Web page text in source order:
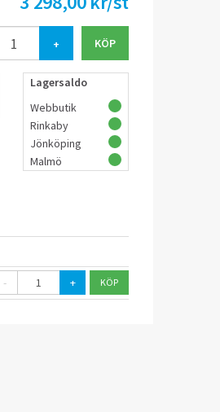
+
Lagersaldo
Webbutik
Rinkaby
Jönköping
Malmö
- +